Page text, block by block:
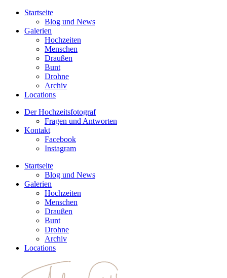
Startseite
Blog und News
Galerien
Hochzeiten
Menschen
Draußen
Bunt
Drohne
Archiv
Locations
Der Hochzeitsfotograf
Fragen und Antworten
Kontakt
Facebook
Instagram
Startseite
Blog und News
Galerien
Hochzeiten
Menschen
Draußen
Bunt
Drohne
Archiv
Locations